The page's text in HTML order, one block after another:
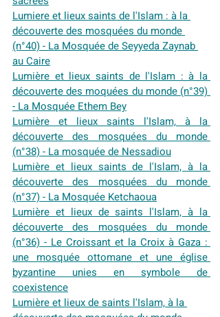
Lumiere et lieux saints de l'Islam : à la
découverte des mosquées du monde
(n°40) - La Mosquée de Seyyeda Zaynab
au Caire
Lumière et lieux saints de l'Islam : à la
découverte des moquées du monde (n°39)
- La Mosquée Ethem Bey
Lumière et lieux saints l'Islam, à la
découverte des mosquées du monde
(n°38) - La mosquée de Nessadiou
Lumière et lieux saints de l'Islam, à la
découverte des mosquées du monde
(n°37) - La Mosquée Ketchaoua
Lumière et lieux de saints l'Islam, à la
découverte des mosquées du monde
(n°36) - Le Croissant et la Croix à Gaza :
une mosquée ottomane et une église
byzantine unies en symbole de
coexistence
Lumière et lieux de saints l'Islam, à la